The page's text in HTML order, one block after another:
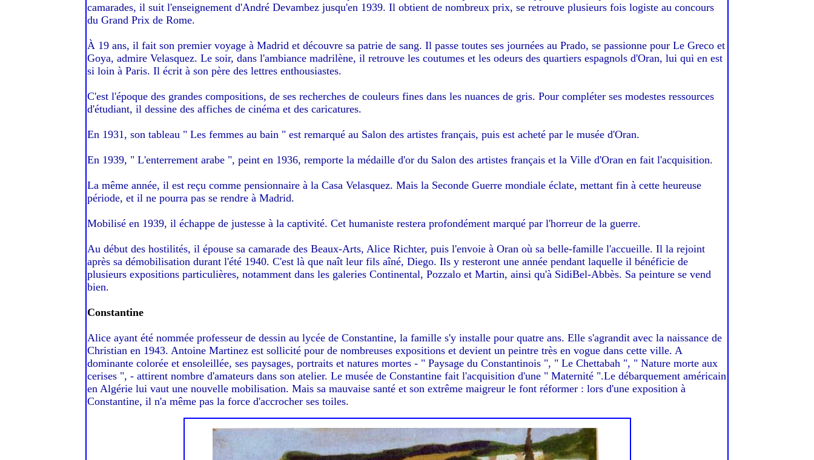
camarades, il suit l'enseignement d'André Devambez jusqu'en 1939. Il obtient de nombreux prix, se retrouve plusieurs fois logiste au concours
du Grand Prix de Rome.
À 19 ans, il fait son premier voyage à Madrid et découvre sa patrie de sang. Il passe toutes ses journées au Prado, se passionne pour Le Greco et
Goya, admire Velasquez. Le soir, dans l'ambiance madrilène, il retrouve les coutumes et les odeurs des quartiers espagnols d'Oran, lui qui en est
si loin à Paris. Il écrit à son père des lettres enthousiastes.
C'est l'époque des grandes compositions, de ses recherches de couleurs fines dans les nuances de gris. Pour compléter ses modestes ressources
d'étudiant, il dessine des affiches de cinéma et des caricatures.
En 1931, son tableau " Les femmes au bain " est remarqué au Salon des artistes français, puis est acheté par le musée d'Oran.
En 1939, " L'enterrement arabe ", peint en 1936, remporte la médaille d'or du Salon des artistes français et la Ville d'Oran en fait l'acquisition.
La même année, il est reçu comme pensionnaire à la Casa Velasquez. Mais la Seconde Guerre mondiale éclate, mettant fin à cette heureuse
période, et il ne pourra pas se rendre à Madrid.
Mobilisé en 1939, il échappe de justesse à la captivité. Cet humaniste restera profondément marqué par l'horreur de la guerre.
Au début des hostilités, il épouse sa camarade des Beaux-Arts, Alice Richter, puis l'envoie à Oran où sa belle-famille l'accueille. Il la rejoint
après sa démobilisation durant l'été 1940. C'est là que naît leur fils aîné, Diego. Ils y resteront une année pendant laquelle il bénéficie de
plusieurs expositions particulières, notamment dans les galeries Continental, Pozzalo et Martin, ainsi qu'à SidiBel-Abbès. Sa peinture se vend
bien.
Constantine
Alice ayant été nommée professeur de dessin au lycée de Constantine, la famille s'y installe pour quatre ans. Elle s'agrandit avec la naissance de
Christian en 1943. Antoine Martinez est sollicité pour de nombreuses expositions et devient un peintre très en vogue dans cette ville. A
dominante colorée et ensoleillée, ses paysages, portraits et natures mortes - " Paysage du Constantinois ", " Le Chettabah ", " Nature morte aux
cerises ", - attirent nombre d'amateurs dans son atelier. Le musée de Constantine fait l'acquisition d'une " Maternité ".Le débarquement américain
en Algérie lui vaut une nouvelle mobilisation. Mais sa mauvaise santé et son extrême maigreur le font réformer : lors d'une exposition à
Constantine, il n'a même pas la force d'accrocher ses toiles.